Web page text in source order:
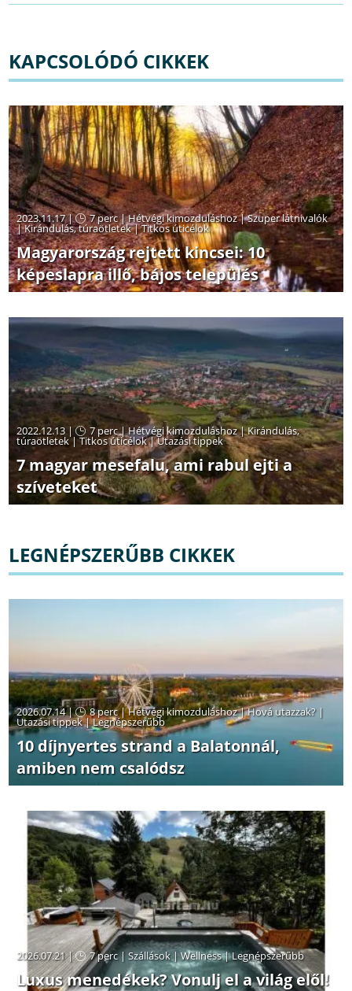
KAPCSOLÓDÓ CIKKEK
2023.11.17 | 7 perc|Hétvégi kimozduláshoz|Szuper látnivalók
|Kirándulás, túraötletek|Titkos úticélok
Magyarország rejtett kincsei: 10
képeslapra illő, bájos település
2022.12.13 | 7 perc|Hétvégi kimozduláshoz|Kirándulás,
túraötletek|Titkos úticélok|Utazási tippek
7 magyar mesefalu, ami rabul ejti a
szíveteket
LEGNÉPSZERŰBB CIKKEK
2026.07.14 | 8 perc|Hétvégi kimozduláshoz|Hová utazzak? |
Utazási tippek|Legnépszerűbb
10 díjnyertes strand a Balatonnál,
amiben nem csalódsz
2026.07.21 | 7 perc|Szállások|Wellness|Legnépszerűbb
Luxus menedékek? Vonulj el a világ elől!